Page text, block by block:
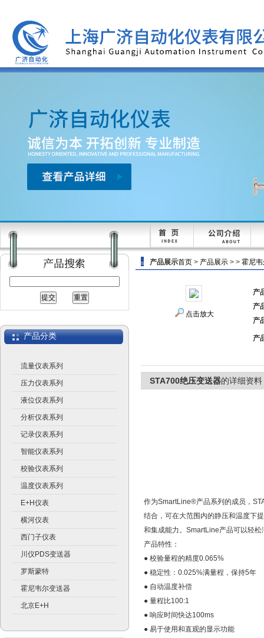
产品分类
流量仪表系列
压力仪表系列
液位仪表系列
分析仪表系列
记录仪表系列
智能仪表系列
校验仪表系列
温度仪表系列
E+H仪表
横河仪表
西门子仪表
川仪PDS变送器
罗斯蒙特
霍尼韦尔变送器
北京E+H
产品展示首页 > 产品展示 > > 霍尼
点击放大
产
产
产
产
STA700绝压变送器的详细资料
作为SmartLine®产品系列的成员，
结合，可在大范围内的静压和温度下
和集成能力。SmartLine产品可以轻
产品特性：
● 校验量程的精度0.065%
● 稳定性：0.025%满量程，保持5年
● 自动温度补偿
● 量程比100:1
● 响应时间快达100ms
● 易于使用和直观的显示功能